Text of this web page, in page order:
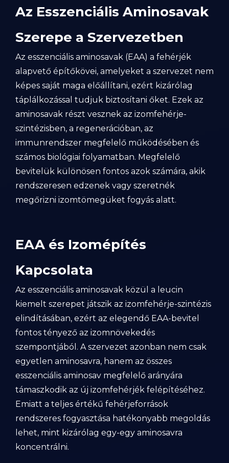
Az Esszenciális Aminosavak
Szerepe a Szervezetben
Az esszenciális aminosavak (EAA) a fehérjék
alapvető építőkövei, amelyeket a szervezet nem
képes saját maga előállítani, ezért kizárólag
táplálkozással tudjuk biztosítani őket. Ezek az
aminosavak részt vesznek az izomfehérje-
szintézisben, a regenerációban, az
immunrendszer megfelelő működésében és
számos biológiai folyamatban. Megfelelő
bevitelük különösen fontos azok számára, akik
rendszeresen edzenek vagy szeretnék
megőrizni izomtömegüket fogyás alatt.
EAA és Izomépítés
Kapcsolata
Az esszenciális aminosavak közül a leucin
kiemelt szerepet játszik az izomfehérje-szintézis
elindításában, ezért az elegendő EAA-bevitel
fontos tényező az izomnövekedés
szempontjából. A szervezet azonban nem csak
egyetlen aminosavra, hanem az összes
esszenciális aminosav megfelelő arányára
támaszkodik az új izomfehérjék felépítéséhez.
Emiatt a teljes értékű fehérjeforrások
rendszeres fogyasztása hatékonyabb megoldás
lehet, mint kizárólag egy-egy aminosavra
koncentrálni.